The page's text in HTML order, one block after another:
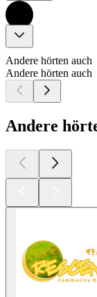
Andere hörten auch
Andere hörten auch
Andere